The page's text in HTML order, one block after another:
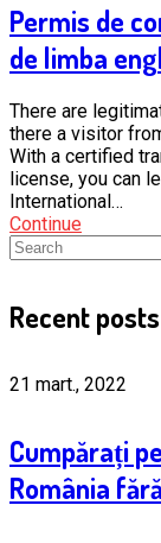
Permis de
de limba
There are
there a visitor
With a certified
license, you can
International…
Continue
Recent posts
21 mart., 2022
Cumpărați
România